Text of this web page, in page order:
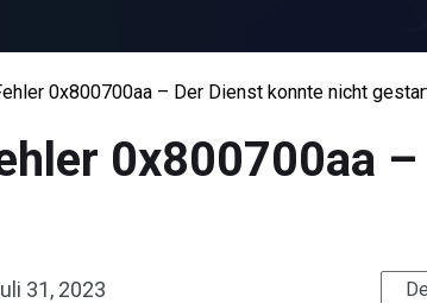
0x800700aa – Der Dienst konnte nicht
0x800700aa
31, 2023